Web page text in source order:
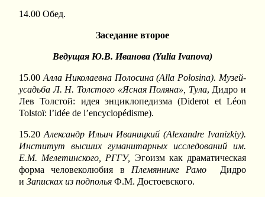
14.00 Обед.
Заседание второе
Ведущая Ю.В. Иванова (Yulia Ivanova)
15.00 Алла Николаевна Полосина (Alla Polosina). Музей-
усадьба Л. Н. Толстого «Ясная Поляна», Тула, Дидро и
Лев Толстой: идея энциклопедизма (Diderot et Léon
Tolstoï: l’idée de l’encyclopédisme).
15.20 Александр Ильич Иваницкий (Alexandre Ivanizkiy).
Институт высших гуманитарных исследований им.
Е.М. Мелетинского, РГГУ, Эгоизм как драматическая
форма человеколюбия в Племяннике Рамо Дидро
и Записках из подполья Ф.М. Достоевского.